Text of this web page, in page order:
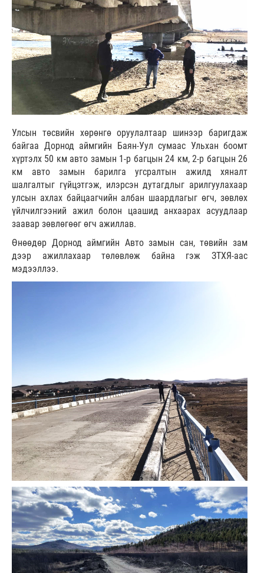
Улсын төсвийн хөрөнгө оруулалтаар шинээр баригдаж
байгаа Дорнод аймгийн Баян-Уул сумаас Ульхан боомт
хүртэлх 50 км авто замын 1-р багцын 24 км, 2-р багцын 26
км авто замын барилга угсралтын ажилд хяналт
шалгалтыг гүйцэтгэж, илэрсэн дутагдлыг арилгуулахаар
улсын ахлах байцаагчийн албан шаардлагыг өгч, зөвлөх
үйлчилгээний ажил болон цаашид анхаарах асуудлаар
заавар зөвлөгөөг өгч ажиллав.
Өнөөдөр Дорнод аймгийн Авто замын сан, төвийн зам
дээр ажиллахаар төлөвлөж байна гэж ЗТХЯ-аас
мэдээллээ.